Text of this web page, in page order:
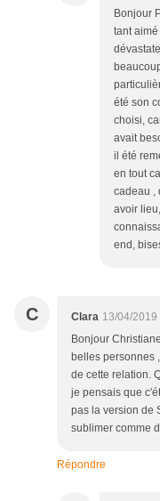
Bonjour
tant
été son
choisi,
avait
il été
en tout
cadeau ,
avoir
end,
C Clara 13/04/2019
Bonjour
belles personnes
de cette relation.
je pensais que
pas la version de
sublimer comme
Répondre